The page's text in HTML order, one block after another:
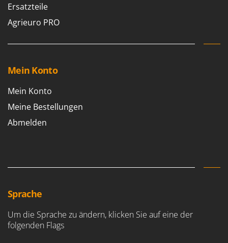
Ersatzteile
Agrieuro PRO
Mein Konto
Mein Konto
Meine Bestellungen
Abmelden
Sprache
Um die Sprache zu ändern, klicken Sie auf eine der
folgenden Flags